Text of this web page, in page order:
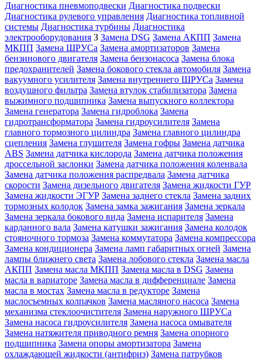
Диагностика пневмоподвески Диагностика подвески
Диагностика рулевого управления Диагностика топливной
системы Диагностика турбины Диагностика
электрооборудования З Замена DSG Замена АКПП Замена
МКПП Замена ШРУСа Замена амортизаторов Замена
бензинового двигателя Замена бензонасоса Замена блока
предохранителей Замена бокового стекла автомобиля Замена
вакуумного усилителя Замена внутреннего ШРУСа Замена
воздушного фильтра Замена втулок стабилизатора Замена
выжимного подшипника Замена выпускного коллектора
Замена генератора Замена гидроблока Замена
гидротрансформатора Замена гидроусилителя Замена
главного тормозного цилиндра Замена главного цилиндра
сцепления Замена глушителя Замена гофры Замена датчика
ABS Замена датчика кислорода Замена датчика положения
дроссельной заслонки Замена датчика положения коленвала
Замена датчика положения распредвала Замена датчика
скорости Замена дизельного двигателя Замена жидкости ГУР
Замена жидкости ЭГУР Замена заднего стекла Замена задних
тормозных колодок Замена замка зажигания Замена зеркала
Замена зеркала бокового вида Замена испарителя Замена
карданного вала Замена катушки зажигания Замена колодок
стояночного тормоза Замена коммутатора Замена компрессора
Замена кондиционера Замена ламп габаритных огней Замена
лампы ближнего света Замена лобового стекла Замена масла
АКПП Замена масла МКПП Замена масла в DSG Замена
масла в вариаторе Замена масла в дифференциале Замена
масла в мостах Замена масла в редукторе Замена
маслосъемных колпачков Замена масляного насоса Замена
механизма стеклоочистителя Замена наружного ШРУСа
Замена насоса гидроусилителя Замена насоса омывателя
Замена натяжителя приводного ремня Замена опорного
подшипника Замена опоры амортизатора Замена
охлаждающей жидкости (антифриз) Замена патрубков